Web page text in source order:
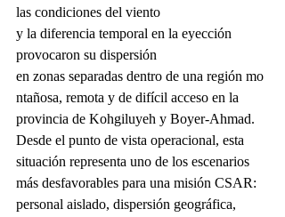
las condiciones del viento
y la diferencia temporal en la eyección
provocaron su dispersión
en zonas separadas dentro de una región mo
ntañosa, remota y de difícil acceso en la
provincia de Kohgiluyeh y Boyer-Ahmad.
Desde el punto de vista operacional, esta
situación representa uno de los escenarios
más desfavorables para una misión CSAR:
personal aislado, dispersión geográfica,